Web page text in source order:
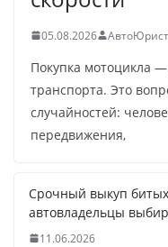
05.08.2026
Покупка мотоцикла
транспорта. Это
случайностей:
передвижения,
Срочный выкуп
автовладельцы
11.06.2026